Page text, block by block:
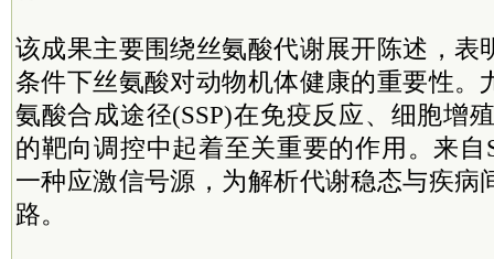
该成果主要围绕丝氨酸代谢展开陈述，表
条件下丝氨酸对动物机体健康的重要性。
氨酸合成途径(SSP)在免疫反应、细胞增
的靶向调控中起着至关重要的作用。来自
一种应激信号源，为解析代谢稳态与疾病
路。